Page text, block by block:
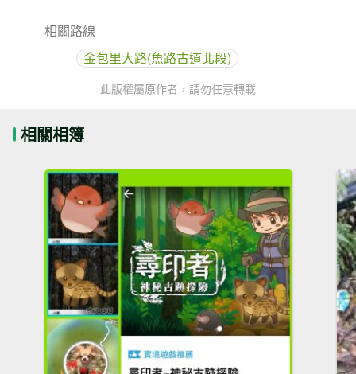
相關路線
金包里大路(魚路古道北段)
此版權屬原作者，請勿任意轉載
相關相簿